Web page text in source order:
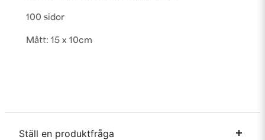
100 sidor
Mått: 15 x 10cm
Ställ en produktfråga